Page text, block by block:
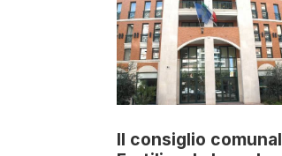
Il consiglio